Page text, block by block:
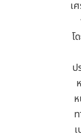
เ
โ
ป